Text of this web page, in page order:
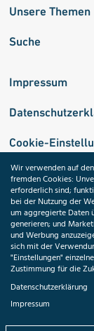
Unsere Themen
Suche
Impressum
Cookie-
Folgen Sie uns:
Wir verwenden auf
fremden Cookies:
erforderlich sind;
bei der Nutzung der
um aggregierte Daten
generieren; und
und Werbung
sich mit der
"Einstellungen"
Zustimmung für die
Datenschutzerklärung
Impressum